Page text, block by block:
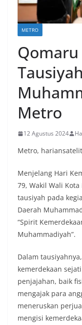
METRO
Qomaru
Metro
12 Agustus 2024
Metro,
Menjelang Hari
79, Wakil Wali
tausiyah pada
Daerah
“Spirit
Muhammadiyah”.
Dalam
kemerdekaan
penjajahan, baik
mengajak para
meneruskan
mengisi